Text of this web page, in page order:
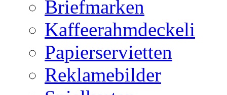
Briefmarken
Kaffeerahmdeckeli
Papierservietten
Reklamebilder